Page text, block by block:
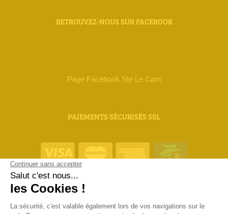
RETROUVEZ-NOUS SUR FACEBOOK
Page Facebook Ste Le Cam
PAIEMENTS SÉCURISÉS SSL